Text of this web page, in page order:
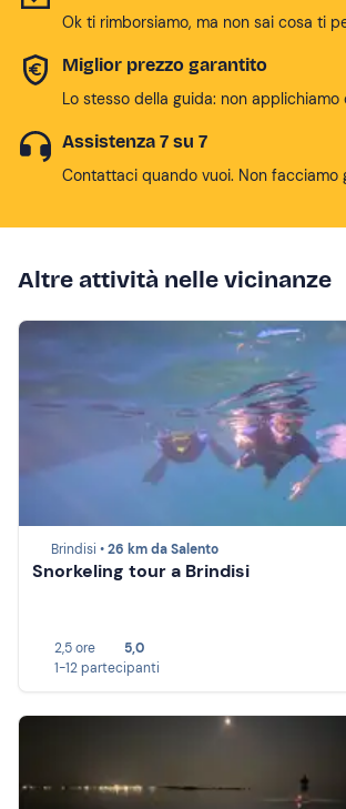
Ok ti rimborsiamo, ma non sai cosa ti
Miglior prezzo garantito
Lo stesso della guida: non applichiamo
Assistenza 7 su 7
Contattaci quando vuoi. Non facciamo
Altre attività nelle vicinanze
Brindisi •26 km da Salento
Snorkeling tour a Brindisi
2,5 ore
5,0
1-12 partecipanti